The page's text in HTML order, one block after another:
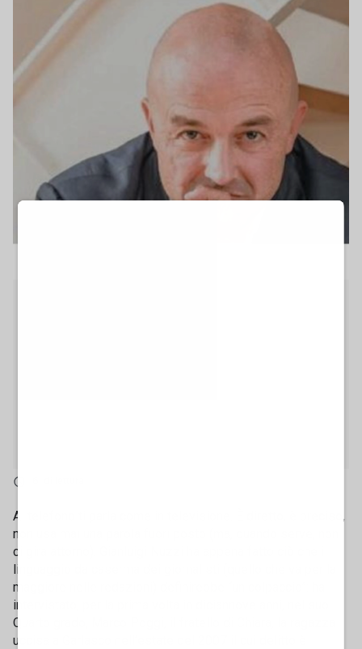
Al telefono ti parla come in televisione. È diretto, è preciso,
non usa mai una parola fuori posto (ma, quando serve, non
ci gira attorno). Gianluigi Nuzzi ha appena fatto ciò che il
linguaggio da caserma dei giornalisti (quello che va per la
maggiore nelle redazioni) definirebbe “un colpaccio”: ha
intervistato, per la prima volta in diciannove anni, nel suo
Quarto grado, Marco Poggi, il fratello di Chiara, la ragazza
uccisa a Garlasco nell’estate del 2007 il cui delitto è